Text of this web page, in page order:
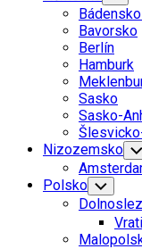
Child
Menu
Bavorsko
Berlín
Hamburk
Sasko
Sasko-
Nizozemsko
Polsko Toggle
Child
Menu